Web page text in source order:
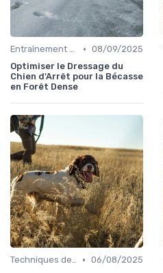
Entraînement avancé • 08/09/2025
Optimiser le Dressage du
Chien d'Arrêt pour la Bécasse
en Forêt Dense
Techniques de base • 06/08/2025